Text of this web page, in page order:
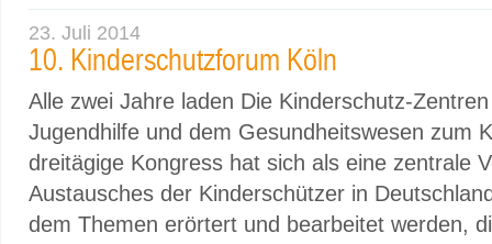
23. Juli 2014
10. Kinderschutzforum Köln
Alle zwei Jahre laden Die Kinderschutz-
Jugendhilfe und dem Gesundheitswesen zum
dreitägige Kongress hat sich als eine zentrale
Austausches der Kinderschützer in
dem Themen erörtert und bearbeitet werden,